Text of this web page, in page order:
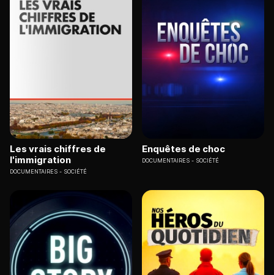
Les vrais chiffres de
l'immigration
DOCUMENTAIRES SOCIÉTÉ
Enquêtes de choc
DOCUMENTAIRES SOCIÉTÉ